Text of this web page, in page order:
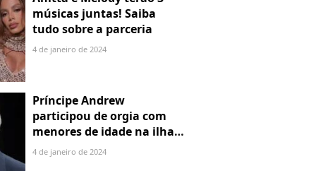
músicas juntas! Saiba
tudo sobre a parceria
4 de janeiro de 2024
Príncipe Andrew
participou de orgia com
menores de idade na ilha
de Jeffrey Epstein, chefe de
rede de tráfico sexual
4 de janeiro de 2024